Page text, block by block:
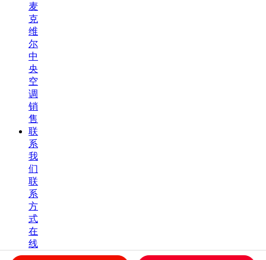
麦
克
维
尔
中
央
空
调
销
售
联
系
我
们
联
系
方
式
在
线
留